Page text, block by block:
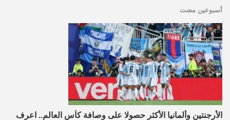
أسبوعين مضت
الأرجنتين وألمانيا الأكثر حصولا على وصافة كأس العالم.. اعرف